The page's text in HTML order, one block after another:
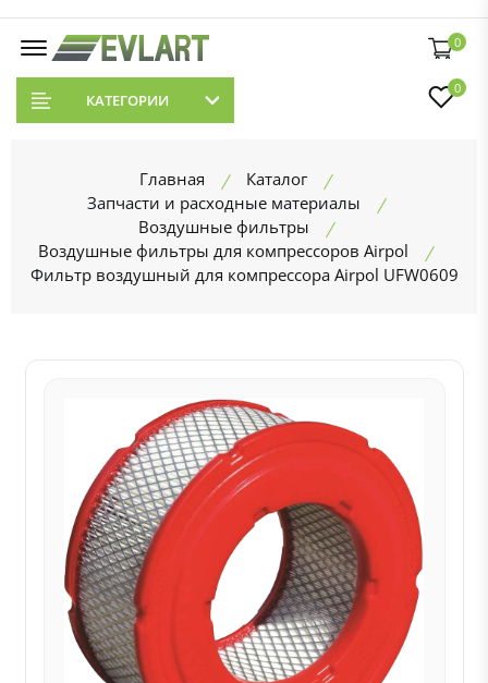
0
КАТЕГОРИИ
0
Главная
Каталог
Запчасти и расходные материалы
Воздушные фильтры
Воздушные фильтры для компрессоров Airpol
Фильтр воздушный для компрессора Airpol UFW0609